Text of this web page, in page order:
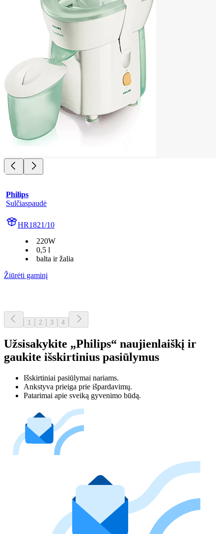
Philips
Sulčiaspaudė
HR1821/10
220W
0,5 l
balta ir žalia
Žiūrėti gaminį
1 2 3 4
Užsisakykite „Philips“ naujienlaiškį ir
gaukite išskirtinius pasiūlymus
Išskirtiniai pasiūlymai nariams.
Ankstyva prieiga prie išpardavimų.
Patarimai apie sveiką gyvenimo būdą.